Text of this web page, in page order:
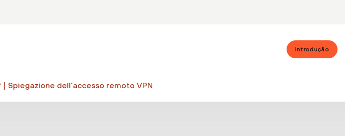
Introdução
Spiegazione dell'accesso remoto VPN